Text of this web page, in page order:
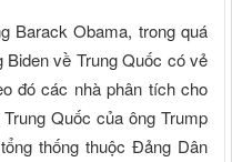
Barack Obama, trong quá
về Trung Quốc có vẻ
đó các nhà phân tích cho
Quốc của ông Trump
thống thuộc Đảng Dân